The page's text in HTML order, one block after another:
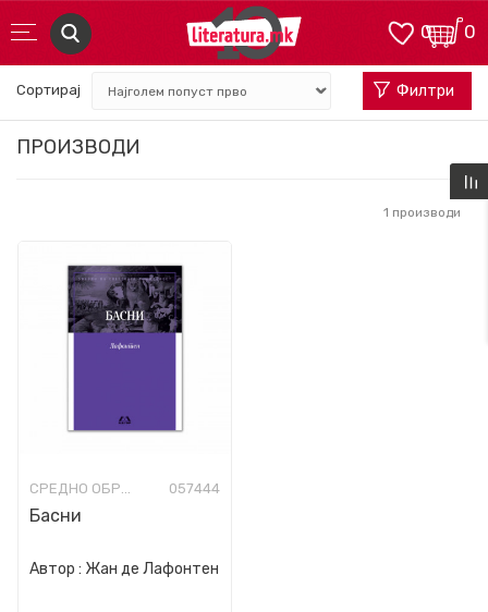
0
0
ПРОИЗВОДИ
Сортирај Филтри
1 производи
СРЕДНО ОБРАЗОВАНИЕ 057444
Басни
Автор : Жан де Лафонтен